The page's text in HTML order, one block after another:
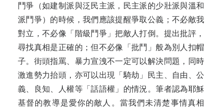
鬥爭（如建制派與泛民主派，民主派的少壯派與溫和
派鬥爭）的時候，我們應該提醒爭取公義；不必敵我
對立，不必像「階級鬥爭」把敵人打倒。提出批評，
尋找真相是正確的；但不必像「批鬥」般為別人扣帽
子。街頭指罵、暴力宣洩不一定可以解決問題，同時
激進勢力抬頭，亦可以出現「騎劫」民主、自由、公
義、良知、人權等「話語權」的情況。筆者認為耶穌
基督的教導是愛你的敵人。當我們未清楚事情真相